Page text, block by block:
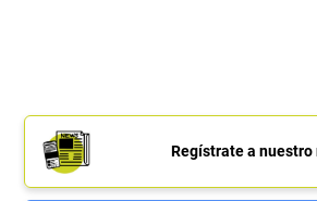
Regístrate a